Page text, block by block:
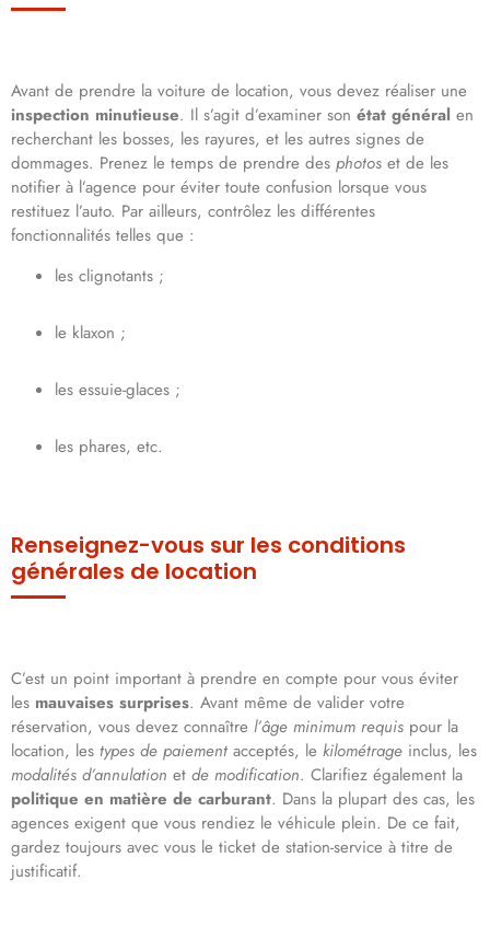
Avant de prendre la voiture de location, vous devez réaliser une
inspection minutieuse. Il s’agit d’examiner son état général en
recherchant les bosses, les rayures, et les autres signes de
dommages. Prenez le temps de prendre des photos et de les
notifier à l’agence pour éviter toute confusion lorsque vous
restituez l’auto. Par ailleurs, contrôlez les différentes
fonctionnalités telles que :
les clignotants ;
le klaxon ;
les essuie-glaces ;
les phares, etc.
Renseignez-vous sur les conditions
générales de location
C’est un point important à prendre en compte pour vous éviter
les mauvaises surprises. Avant même de valider votre
réservation, vous devez connaître l’âge minimum requis pour la
location, les types de paiement acceptés, le kilométrage inclus, les
modalités d’annulation et de modification. Clarifiez également la
politique en matière de carburant. Dans la plupart des cas, les
agences exigent que vous rendiez le véhicule plein. De ce fait,
gardez toujours avec vous le ticket de station-service à titre de
justificatif.